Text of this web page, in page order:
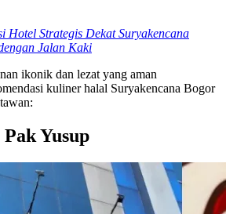
Hotel Strategis Dekat Suryakencana
Jalan Kaki
ikonik dan lezat yang aman
kuliner halal Suryakencana Bogor
Yusup